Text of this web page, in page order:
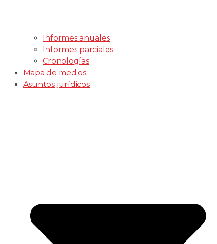
Informes anuales
Informes parciales
Cronologías
Mapa de medios
Asuntos jurídicos